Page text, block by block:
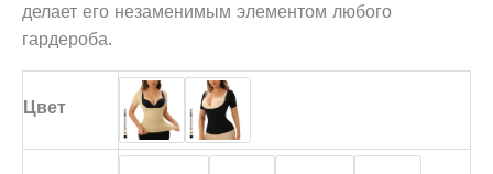
делает его незаменимым элементом любого
гардероба.
Цвет